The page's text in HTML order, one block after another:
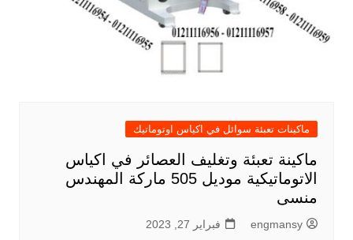
ماكينات تعبئة سوائل في اكياس اوتوماتيك
ماكينة تعبئة وتغليف العصائر في اكياس
الاتوماتيكية موديل 505 ماركة المهندس
منسى
engmansy فبراير 27, 2023